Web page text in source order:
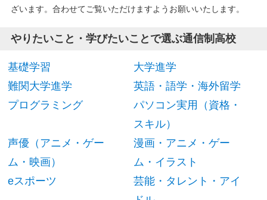
ざいます。合わせてご覧いただけますようお願いいたします。
やりたいこと・学びたいことで選ぶ通信制高校
基礎学習
大学進学
難関大学進学
英語・語学・海外留学
プログラミング
パソコン実用（資格・
スキル）
声優（アニメ・ゲー
ム・映画）
漫画・アニメ・ゲー
ム・イラスト
eスポーツ
芸能・タレント・アイ